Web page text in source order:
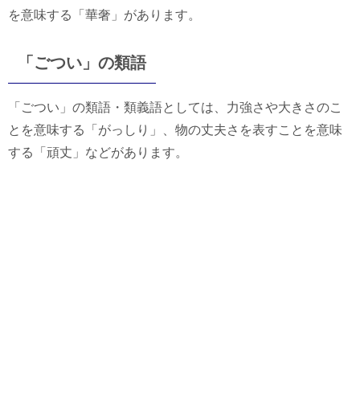
を意味する「華奢」があります。
「ごつい」の類語
「ごつい」の類語・類義語としては、力強さや大きさのこ
とを意味する「がっしり」、物の丈夫さを表すことを意味
する「頑丈」などがあります。